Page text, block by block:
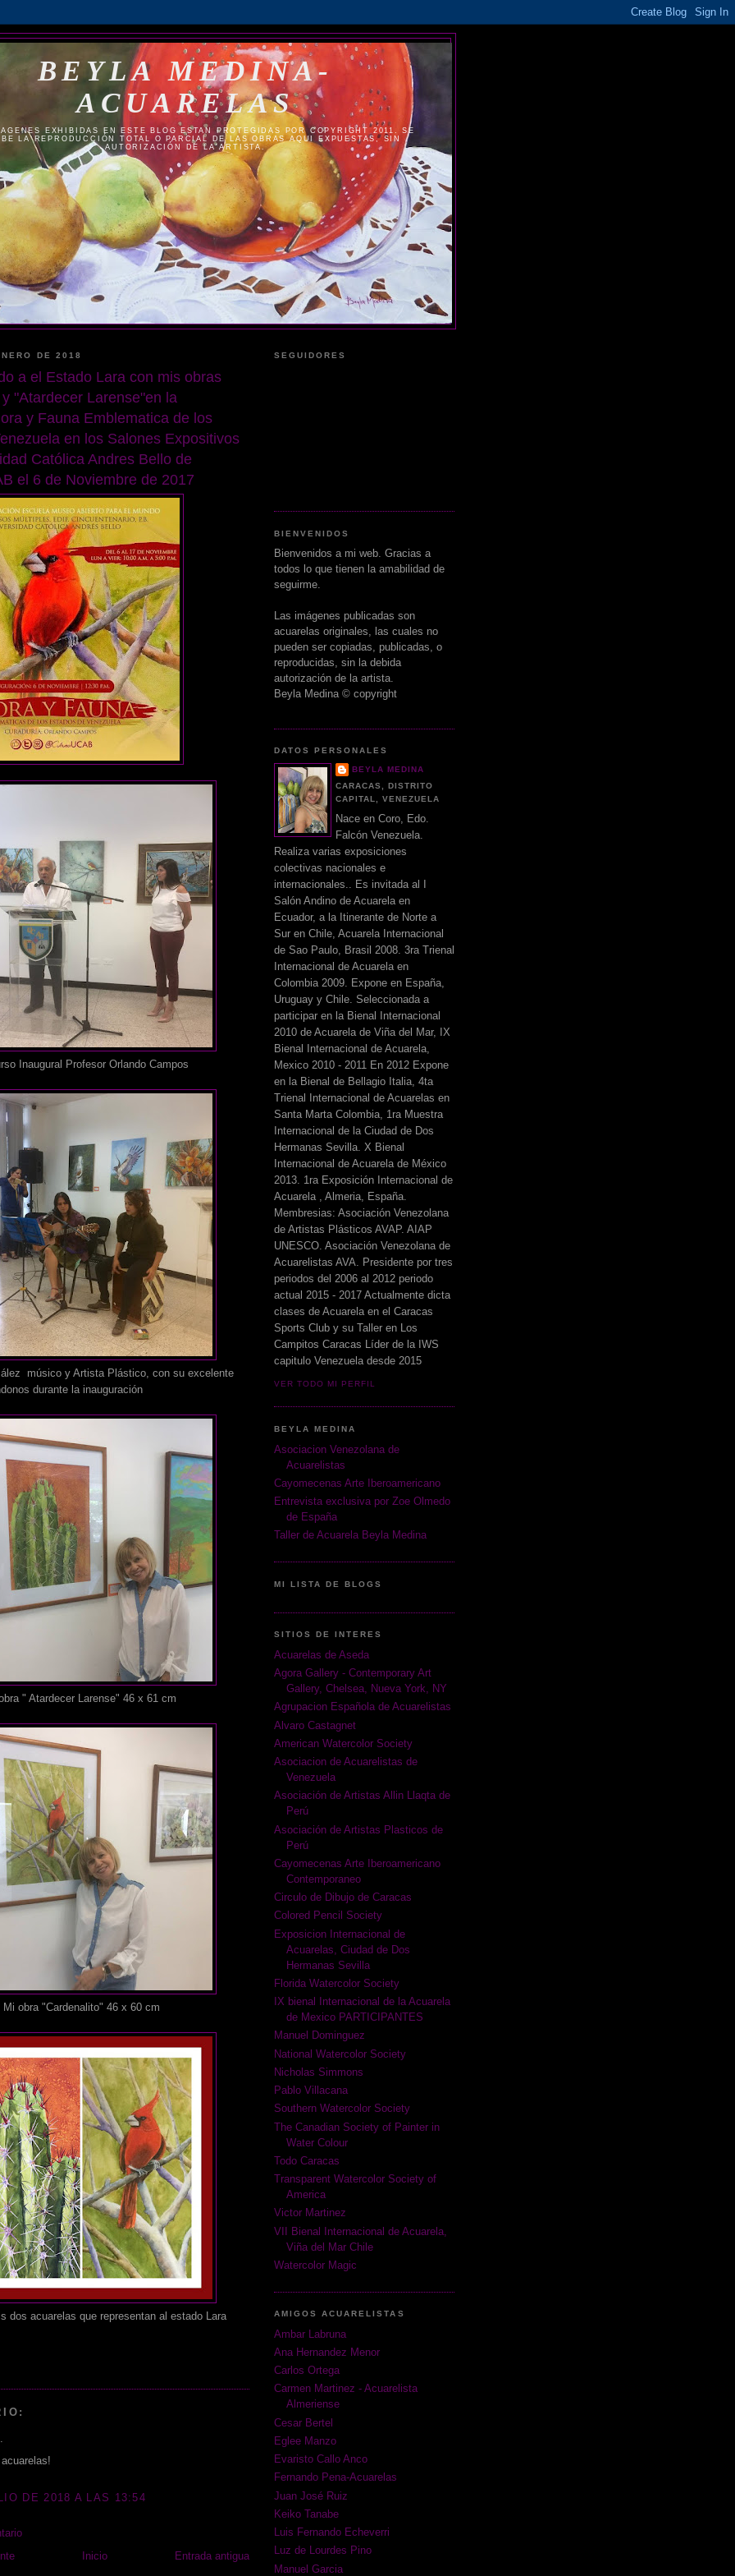
BEYLA MEDINA-
ACUARELAS
EXHIBIDAS EN ESTE BLOG ESTAN PROTEGIDAS POR COPYRIGHT 2011. SE
LA REPRODUCCIÓN TOTAL O PARCIAL DE LAS OBRAS AQUI EXPUESTAS, SIN
AUTORIZACIÓN DE LA ARTISTA.
DE 2018
a el Estado Lara con mis obras
"Atardecer Larense"en la
y Fauna Emblematica de los
en los Salones Expositivos
Católica Andres Bello de
el 6 de Noviembre de 2017
Inaugural Profesor Orlando Campos
músico y Artista Plástico, con su excelente
durante la inauguración
" Atardecer Larense" 46 x 61 cm
Mi obra "Cardenalito" 46 x 60 cm
dos acuarelas que representan al estado Lara
DE 2018 A LAS 13:54
Entrada antigua
Inicio
SEGUIDORES
BIENVENIDOS
Bienvenidos a mi web. Gracias a
todos lo que tienen la amabilidad de
seguirme.
Las imágenes publicadas son
acuarelas originales, las cuales no
pueden ser copiadas, publicadas, o
reproducidas, sin la debida
autorización de la artista.
Beyla Medina © copyright
DATOS PERSONALES
BEYLA MEDINA
CARACAS, DISTRITO
CAPITAL, VENEZUELA
Nace en Coro, Edo.
Falcón Venezuela.
Realiza varias exposiciones
colectivas nacionales e
internacionales.. Es invitada al I
Salón Andino de Acuarela en
Ecuador, a la Itinerante de Norte a
Sur en Chile, Acuarela Internacional
de Sao Paulo, Brasil 2008. 3ra Trienal
Internacional de Acuarela en
Colombia 2009. Expone en España,
Uruguay y Chile. Seleccionada a
participar en la Bienal Internacional
2010 de Acuarela de Viña del Mar, IX
Bienal Internacional de Acuarela,
Mexico 2010 - 2011 En 2012 Expone
en la Bienal de Bellagio Italia, 4ta
Trienal Internacional de Acuarelas en
Santa Marta Colombia, 1ra Muestra
Internacional de la Ciudad de Dos
Hermanas Sevilla. X Bienal
Internacional de Acuarela de México
2013. 1ra Exposición Internacional de
Acuarela , Almeria, España.
Membresias: Asociación Venezolana
de Artistas Plásticos AVAP. AIAP
UNESCO. Asociación Venezolana de
Acuarelistas AVA. Presidente por tres
periodos del 2006 al 2012 periodo
actual 2015 - 2017 Actualmente dicta
clases de Acuarela en el Caracas
Sports Club y su Taller en Los
Campitos Caracas Líder de la IWS
capitulo Venezuela desde 2015
VER TODO MI PERFIL
BEYLA MEDINA
Asociacion Venezolana de
Acuarelistas
Cayomecenas Arte Iberoamericano
Entrevista exclusiva por Zoe Olmedo
de España
Taller de Acuarela Beyla Medina
MI LISTA DE BLOGS
SITIOS DE INTERES
Acuarelas de Aseda
Agora Gallery - Contemporary Art
Gallery, Chelsea, Nueva York, NY
Agrupacion Española de Acuarelistas
Alvaro Castagnet
American Watercolor Society
Asociacion de Acuarelistas de
Venezuela
Asociación de Artistas Allin Llaqta de
Perú
Asociación de Artistas Plasticos de
Perú
Cayomecenas Arte Iberoamericano
Contemporaneo
Circulo de Dibujo de Caracas
Colored Pencil Society
Exposicion Internacional de
Acuarelas, Ciudad de Dos
Hermanas Sevilla
Florida Watercolor Society
IX bienal Internacional de la Acuarela
de Mexico PARTICIPANTES
Manuel Dominguez
National Watercolor Society
Nicholas Simmons
Pablo Villacana
Southern Watercolor Society
The Canadian Society of Painter in
Water Colour
Todo Caracas
Transparent Watercolor Society of
America
Victor Martinez
VII Bienal Internacional de Acuarela,
Viña del Mar Chile
Watercolor Magic
AMIGOS ACUARELISTAS
Ambar Labruna
Ana Hernandez Menor
Carlos Ortega
Carmen Martinez - Acuarelista
Almeriense
Cesar Bertel
Eglee Manzo
Evaristo Callo Anco
Fernando Pena-Acuarelas
Juan José Ruiz
Keiko Tanabe
Luis Fernando Echeverri
Luz de Lourdes Pino
Manuel Garcia